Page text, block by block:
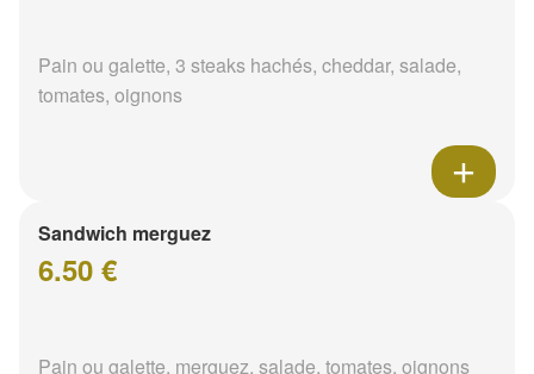
Pain ou galette, 3 steaks hachés, cheddar, salade,
tomates, oignons
Sandwich merguez
6.50 €
Pain ou galette, merguez, salade, tomates, oignons